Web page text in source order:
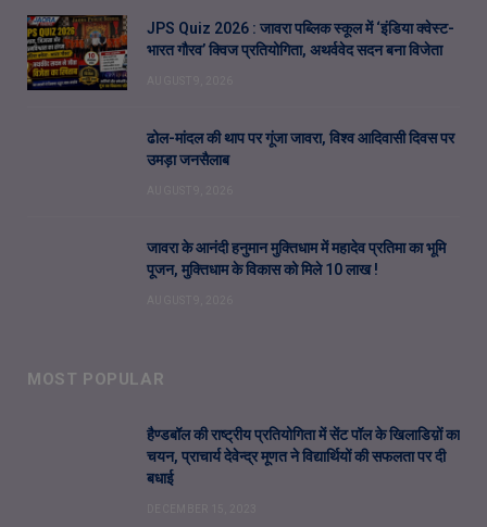
JPS Quiz 2026 : जावरा पब्लिक स्कूल में ‘इंडिया क्वेस्ट-
भारत गौरव’ क्विज प्रतियोगिता, अथर्ववेद सदन बना विजेता
ढोल-मांदल की थाप पर गूंजा जावरा, विश्व आदिवासी दिवस पर
उमड़ा जनसैलाब
जावरा के आनंदी हनुमान मुक्तिधाम में महादेव प्रतिमा का भूमि
पूजन, मुक्तिधाम के विकास को मिले 10 लाख !
MOST POPULAR
हैण्डबॉल की राष्ट्रीय प्रतियोगिता में सेंट पॉल के खिलाडिय़ों का
चयन, प्राचार्य देवेन्द्र मूणत ने विद्यार्थियों की सफलता पर दी
बधाई